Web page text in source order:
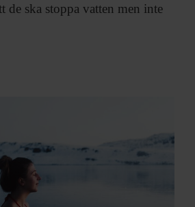
de ska stoppa vatten men inte